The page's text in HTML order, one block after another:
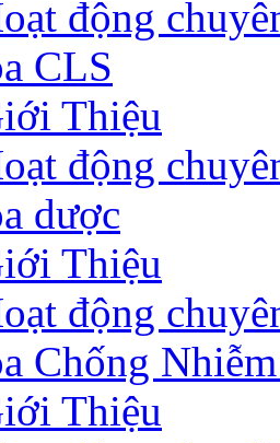
động
CLS
Thiệu
động
dược
Thiệu
động
Chống
Thiệu